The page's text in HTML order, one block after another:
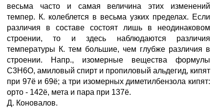
весьма часто и самая величина этих изменений
темпер. К. колеблется в весьма узких пределах. Если
различия в составе состоят лишь в неодинаковом
строении, то и здесь наблюдаются различия
температуры К. тем большие, чем глубже различия в
строении. Напр., изомерные вещества формулы
С3H6O, амиловый спирт и пропиловый альдегид, кипят
при 97ё и 69ё; а три изомерных диметилбензола кипят:
орто - 142ё, мета и пара при 137ё.
Д. Коновалов.